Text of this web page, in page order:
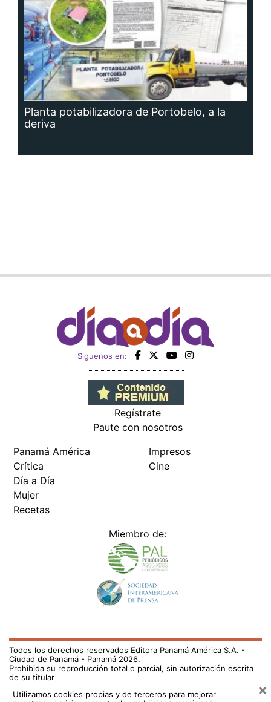
Planta potabilizadora de Portobelo, a la
deriva
Siguenos en:
Regístrate
Paute con nosotros
Panamá América
Crítica
Día a Día
Mujer
Recetas
Impresos
Cine
Miembro de:
Todos los derechos reservados Editora Panamá América S.A. -
Ciudad de Panamá - Panamá 2026.
Prohibida su reproducción total o parcial, sin autorización escrita
de su titular
Utilizamos cookies propias y de terceros para mejorar
×